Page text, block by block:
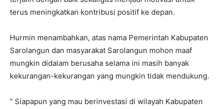
terus meningkatkan kontribusi positif ke depan.
Hurmin menambahkan, atas nama Pemerintah Kabupaten
Sarolangun dan masyarakat Sarolangun mohon maaf
mungkin didalam berusaha selama ini masih banyak
kekurangan-kekurangan yang mungkin tidak mendukung.
” Siapapun yang mau berinvestasi di wilayah Kabupaten